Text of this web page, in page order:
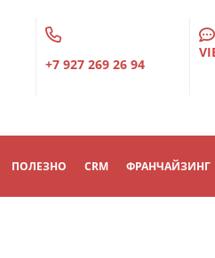
+7 927 269 26 94
ПОЛЕЗНО CRM ФРАНЧАЙЗИНГ